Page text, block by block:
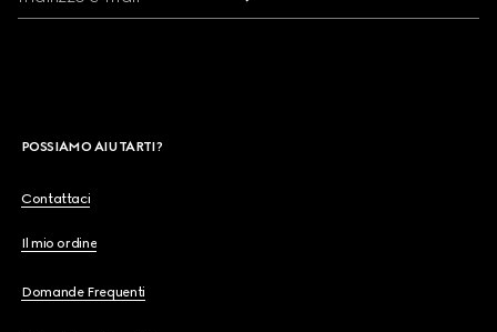
POSSIAMO AIUTARTI?
Contattaci
Il mio ordine
Domande Frequenti